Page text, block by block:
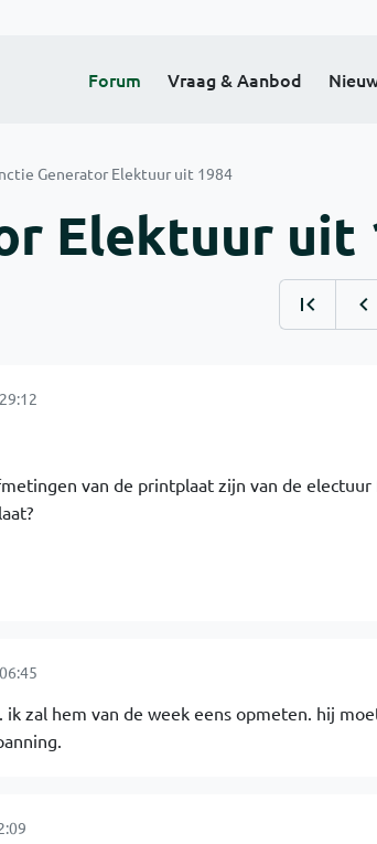
Forum Vraag & Aanbod
Generator Elektuur uit 1984
Elektuur uit
van de printplaat zijn van de
ik zal hem van de week eens opmeten. hij